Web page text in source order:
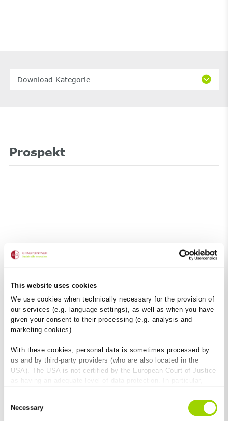
This website uses cookies
We use cookies when technically necessary for the provision of
our services (e.g. language settings), as well as when you have
given your consent to their processing (e.g. analysis and
marketing cookies).
With these cookies, personal data is sometimes processed by
us and by third-party providers (who are also located in the
USA). The USA is not certified by the European Court of Justice
authorities for control and monitoring purposes and that no
effective legal remedies are available against this. By clicking
Selection
Necessary
Download Kategorie
Prospekt
LässtHolzhäuser
lange jungaussehen.